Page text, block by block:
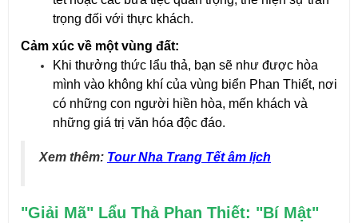
trọng đối với thực khách.
Cảm xúc về một vùng đất:
Khi thưởng thức lẩu thả, bạn sẽ như được hòa
mình vào không khí của vùng biển Phan Thiết, nơi
có những con người hiền hòa, mến khách và
những giá trị văn hóa độc đáo.
Xem thêm: Tour Nha Trang Tết âm lịch
"Giải Mã" Lẩu Thả Phan Thiết: "Bí Mật"